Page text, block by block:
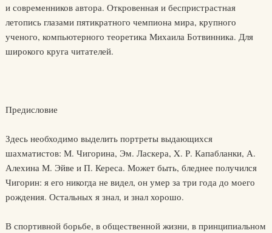
и современников автора. Откровенная и беспристрастная
летопись глазами пятикратного чемпиона мира, крупного
ученого, компьютерного теоретика Михаила Ботвинника. Для
широкого круга читателей.
Предисловие
Здесь необходимо выделить портреты выдающихся
шахматистов: М. Чигорина, Эм. Ласкера, X. Р. Капабланки, А.
Алехина М. Эйве и П. Кереса. Может быть, бледнее получился
Чигорин: я его никогда не видел, он умер за три года до моего
рождения. Остальных я знал, и знал хорошо.
В спортивной борьбе, в общественной жизни, в принципиальном